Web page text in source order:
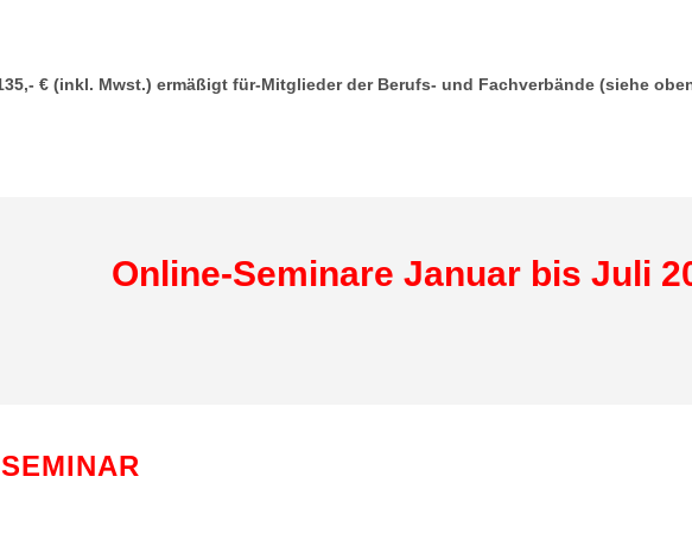
€ (inkl. Mwst.) ermäßigt für-Mitglieder der Berufs- und Fachverbände (siehe
Online-Seminare Januar bis Juli